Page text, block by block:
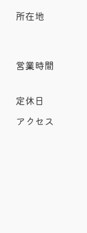
所在地
営業時間
定休日
アクセス